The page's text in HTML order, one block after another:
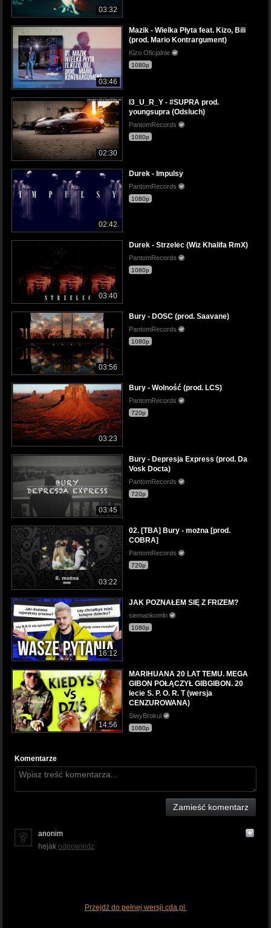
03:32
03:46
Mazik - Wielka Płyta feat. Kizo, Bili
(prod. Mario Kontrargument)
Kizo Oficjalnie
1080p
02:30
I3_U_R_Y - #SUPRA prod.
youngsupra (Odsluch)
PantomRecords
1080p
02:42
Durek - Impulsy
PantomRecords
1080p
03:40
Durek - Strzelec (Wiz Khalifa RmX)
PantomRecords
1080p
03:56
Bury - DOSC (prod. Saavane)
PantomRecords
1080p
03:23
Bury - Wolność (prod. LCS)
PantomRecords
720p
03:45
Bury - Depresja Express (prod. Da
Vosk Docta)
PantomRecords
720p
03:22
02. [TBA] Bury - można [prod.
COBRA]
PantomRecords
720p
16:12
JAK POZNAŁEM SIĘ Z FRIZEM?
siemankomln
1080p
14:56
MARIHUANA 20 LAT TEMU. MEGA
GIBON POŁĄCZYŁ GIBGIBON. 20
lecie S. P. O. R. T (wersja
CENZUROWANA)
SiwyBrokul
1080p
Komentarze
Zamieść komentarz
anonim
hejak odpowiedz
Przejdź do pełnej wersji cda.pl